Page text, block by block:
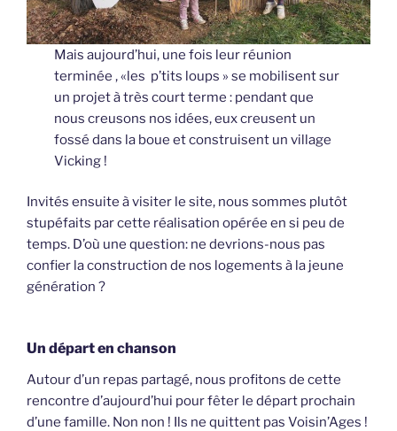
Mais aujourd’hui, une fois leur réunion
terminée , «les p’tits loups » se mobilisent sur
un projet à très court terme : pendant que
nous creusons nos idées, eux creusent un
fossé dans la boue et construisent un village
Vicking !
Invités ensuite à visiter le site, nous sommes plutôt
stupéfaits par cette réalisation opérée en si peu de
temps. D’où une question: ne devrions-nous pas
confier la construction de nos logements à la jeune
génération ?
Un départ en chanson
Autour d’un repas partagé, nous profitons de cette
rencontre d’aujourd’hui pour fêter le départ prochain
d’une famille. Non non ! Ils ne quittent pas Voisin’Ages !